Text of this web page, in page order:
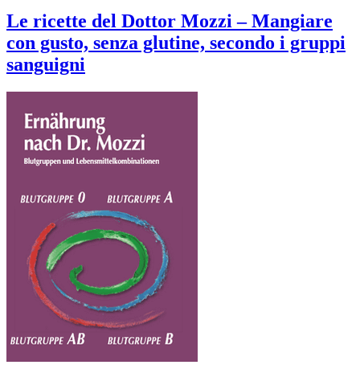
Le ricette del Dottor Mozzi – Mangiare
con gusto, senza glutine, secondo i gruppi
sanguigni